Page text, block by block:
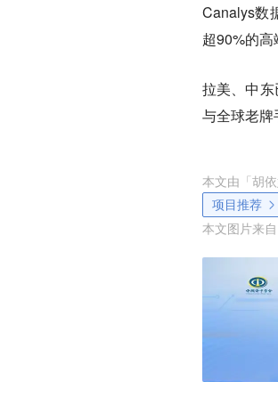
Canalys数
超90%的高
拉美、中
与全球老牌
本文由「胡
项目推荐
本文图片来自